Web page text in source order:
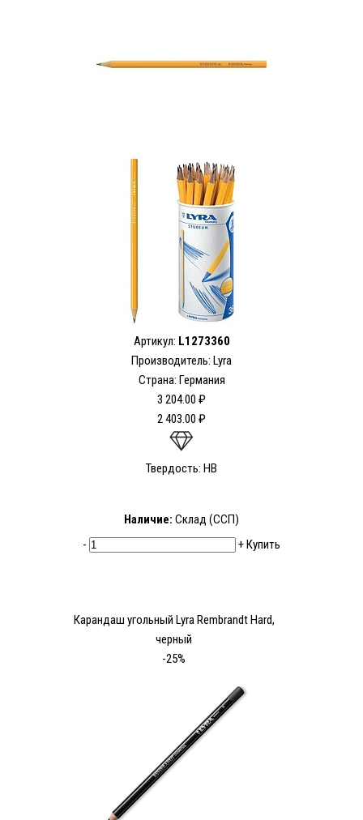
Артикул: L1273360
Производитель: Lyra
Страна: Германия
3 204.00 ₽
2 403.00 ₽
Твердость: HB
Наличие: Склад (ССП)
-
+Купить
Карандаш угольный Lyra Rembrandt Hard,
черный
-25%